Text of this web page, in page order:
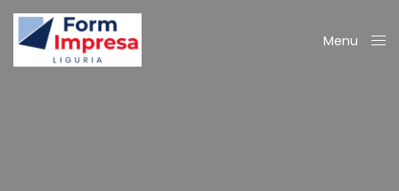
Menu